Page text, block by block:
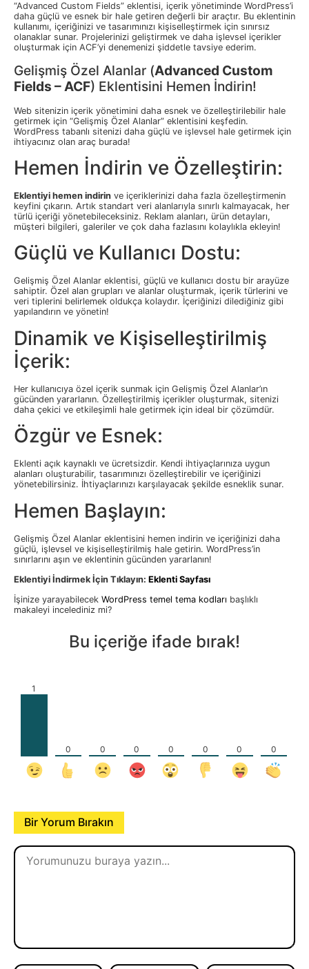
“Advanced Custom Fields” eklentisi, içerik yönetiminde WordPress’i
daha güçlü ve esnek bir hale getiren değerli bir araçtır. Bu eklentinin
kullanımı, içeriğinizi ve tasarımınızı kişiselleştirmek için sınırsız
olanaklar sunar. Projelerinizi geliştirmek ve daha işlevsel içerikler
oluşturmak için ACF’yi denemenizi şiddetle tavsiye ederim.
Gelişmiş Özel Alanlar (Advanced Custom
Fields – ACF) Eklentisini Hemen İndirin!
Web sitenizin içerik yönetimini daha esnek ve özelleştirilebilir hale
getirmek için “Gelişmiş Özel Alanlar” eklentisini keşfedin.
WordPress tabanlı sitenizi daha güçlü ve işlevsel hale getirmek için
ihtiyacınız olan araç burada!
Hemen İndirin ve Özelleştirin:
Eklentiyi hemen indirin ve içeriklerinizi daha fazla özelleştirmenin
keyfini çıkarın. Artık standart veri alanlarıyla sınırlı kalmayacak, her
türlü içeriği yönetebileceksiniz. Reklam alanları, ürün detayları,
müşteri bilgileri, galeriler ve çok daha fazlasını kolaylıkla ekleyin!
Güçlü ve Kullanıcı Dostu:
Gelişmiş Özel Alanlar eklentisi, güçlü ve kullanıcı dostu bir arayüze
sahiptir. Özel alan grupları ve alanlar oluşturmak, içerik türlerini ve
veri tiplerini belirlemek oldukça kolaydır. İçeriğinizi dilediğiniz gibi
yapılandırın ve yönetin!
Dinamik ve Kişiselleştirilmiş
İçerik:
Her kullanıcıya özel içerik sunmak için Gelişmiş Özel Alanlar’ın
gücünden yararlanın. Özelleştirilmiş içerikler oluşturmak, sitenizi
daha çekici ve etkileşimli hale getirmek için ideal bir çözümdür.
Özgür ve Esnek:
Eklenti açık kaynaklı ve ücretsizdir. Kendi ihtiyaçlarınıza uygun
alanları oluşturabilir, tasarımınızı özelleştirebilir ve içeriğinizi
yönetebilirsiniz. İhtiyaçlarınızı karşılayacak şekilde esneklik sunar.
Hemen Başlayın:
Gelişmiş Özel Alanlar eklentisini hemen indirin ve içeriğinizi daha
güçlü, işlevsel ve kişiselleştirilmiş hale getirin. WordPress’in
sınırlarını aşın ve eklentinin gücünden yararlanın!
Eklentiyi İndirmek İçin Tıklayın: Eklenti Sayfası
İşinize yarayabilecek WordPress temel tema kodları başlıklı
makaleyi incelediniz mi?
Bu içeriğe ifade bırak!
1
0 0 0 0 0 0 0
Bir Yorum Bırakın